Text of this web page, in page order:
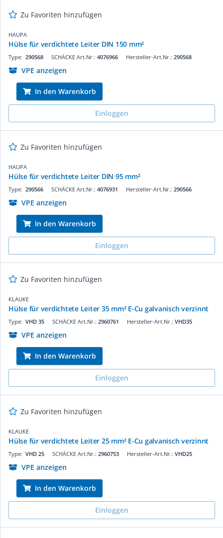
Zu Favoriten hinzufügen
HAUPA
Hülse für verdichtete Leiter DIN 150 mm²
SCHÄCKE Art.Nr.: 4076966
Type: 290568 Hersteller-Art.Nr.: 290568
VPE anzeigen
In den Warenkorb
Einloggen
Zu Favoriten hinzufügen
HAUPA
Hülse für verdichtete Leiter DIN 95 mm²
SCHÄCKE Art.Nr.: 4076931
Type: 290566 Hersteller-Art.Nr.: 290566
VPE anzeigen
In den Warenkorb
Einloggen
Zu Favoriten hinzufügen
KLAUKE
Hülse für verdichtete Leiter 35 mm² E-Cu galvanisch verzinnt
SCHÄCKE Art.Nr.: 2960761
Type: VHD 35 Hersteller-Art.Nr.: VHD35
VPE anzeigen
In den Warenkorb
Einloggen
Zu Favoriten hinzufügen
KLAUKE
Hülse für verdichtete Leiter 25 mm² E-Cu galvanisch verzinnt
SCHÄCKE Art.Nr.: 2960753
Type: VHD 25 Hersteller-Art.Nr.: VHD25
VPE anzeigen
In den Warenkorb
Einloggen